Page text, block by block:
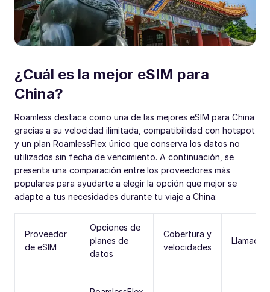
¿Cuál es la mejor eSIM para
China?
Roamless destaca como una de las mejores eSIM para China
gracias a su velocidad ilimitada, compatibilidad con hotspot
y un plan RoamlessFlex único que conserva los datos no
utilizados sin fecha de vencimiento. A continuación, se
presenta una comparación entre los proveedores más
populares para ayudarte a elegir la opción que mejor se
adapte a tus necesidades durante tu viaje a China:
Proveedor
de eSIM
Opciones de
planes de
datos
Cobertura y
velocidades